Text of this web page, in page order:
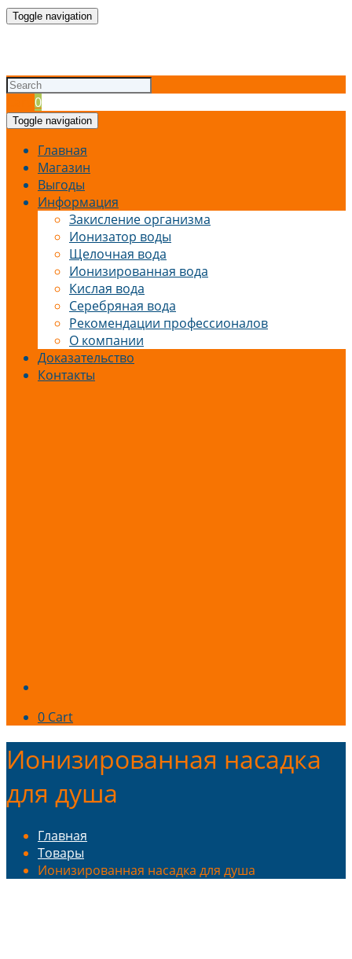
Toggle navigation
0
Toggle navigation
Главная
Магазин
Выгоды
Информация
Закисление организма
Ионизатор воды
Щелочная вода
Ионизированная вода
Кислая вода
Серебряная вода
Рекомендации профессионалов
О компании
Доказательство
Контакты
0 Cart
Ионизированная насадка
для душа
Главная
Товары
Ионизированная насадка для душа